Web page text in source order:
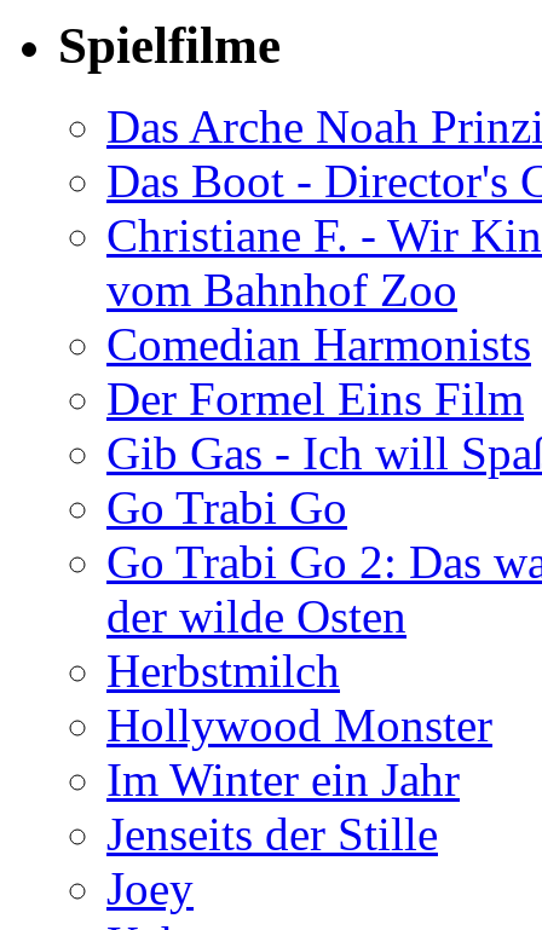
Spielfilme
Das Arche Noah
Das Boot - Director's
Christiane F. - Wir
vom Bahnhof Zoo
Comedian Harmonists
Der Formel Eins Film
Gib Gas - Ich will
Go Trabi Go
Go Trabi Go 2: Das
der wilde Osten
Herbstmilch
Hollywood Monster
Im Winter ein Jahr
Jenseits der Stille
Joey